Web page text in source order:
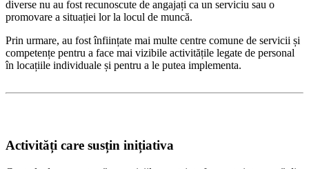
diverse nu au fost recunoscute de angajați ca un serviciu sau o
promovare a situației lor la locul de muncă.
Prin urmare, au fost înființate mai multe centre comune de servicii și
competențe pentru a face mai vizibile activitățile legate de personal
în locațiile individuale și pentru a le putea implementa.
Activități care susțin inițiativa